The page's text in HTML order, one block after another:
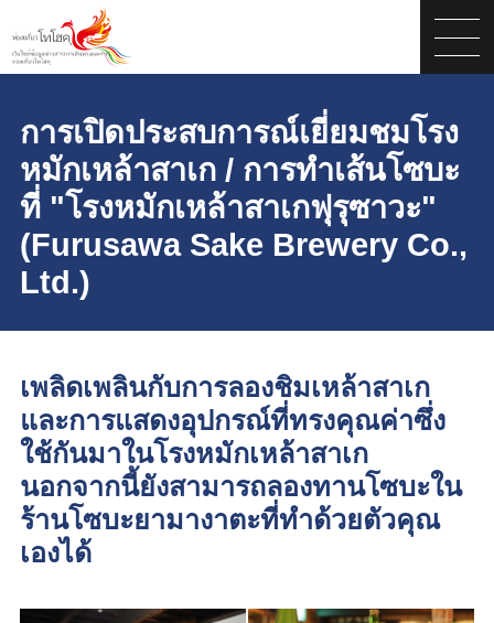
การเปิดประสบการณ์เยี่ยมชมโรง
หมักเหล้าสาเก / การทำเส้นโซบะ
ที่ "โรงหมักเหล้าสาเกฟุรุซาวะ"
(Furusawa Sake Brewery Co.,
Ltd.)
เพลิดเพลินกับการลองชิมเหล้าสาเก
และการแสดงอุปกรณ์ที่ทรงคุณค่าซึ่ง
ใช้กันมาในโรงหมักเหล้าสาเก
นอกจากนี้ยังสามารถลองทานโซบะใน
ร้านโซบะยามางาตะที่ทำด้วยตัวคุณ
เองได้